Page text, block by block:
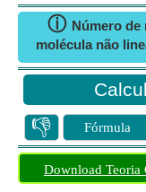
ⓘ Número de
molécula não
👎 Fórmula
Download Teoria